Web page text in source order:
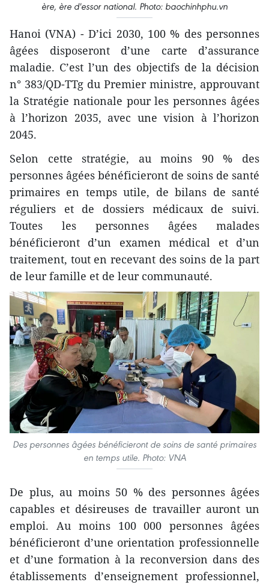
ère, ère d'essor national. Photo: baochinhphu.vn
Hanoi (VNA) - D’ici 2030, 100 % des personnes
âgées disposeront d’une carte d’assurance
maladie. C’est l’un des objectifs de la décision
n° 383/QD-TTg du Premier ministre, approuvant
la Stratégie nationale pour les personnes âgées
à l’horizon 2035, avec une vision à l’horizon
2045.
Selon cette stratégie, au moins 90 % des
personnes âgées bénéficieront de soins de santé
primaires en temps utile, de bilans de santé
réguliers et de dossiers médicaux de suivi.
Toutes les personnes âgées malades
bénéficieront d’un examen médical et d’un
traitement, tout en recevant des soins de la part
de leur famille et de leur communauté.
Des personnes âgées bénéficieront de soins de santé primaires
en temps utile. Photo: VNA
De plus, au moins 50 % des personnes âgées
capables et désireuses de travailler auront un
emploi. Au moins 100 000 personnes âgées
bénéficieront d’une orientation professionnelle
et d’une formation à la reconversion dans des
établissements d’enseignement professionnel,